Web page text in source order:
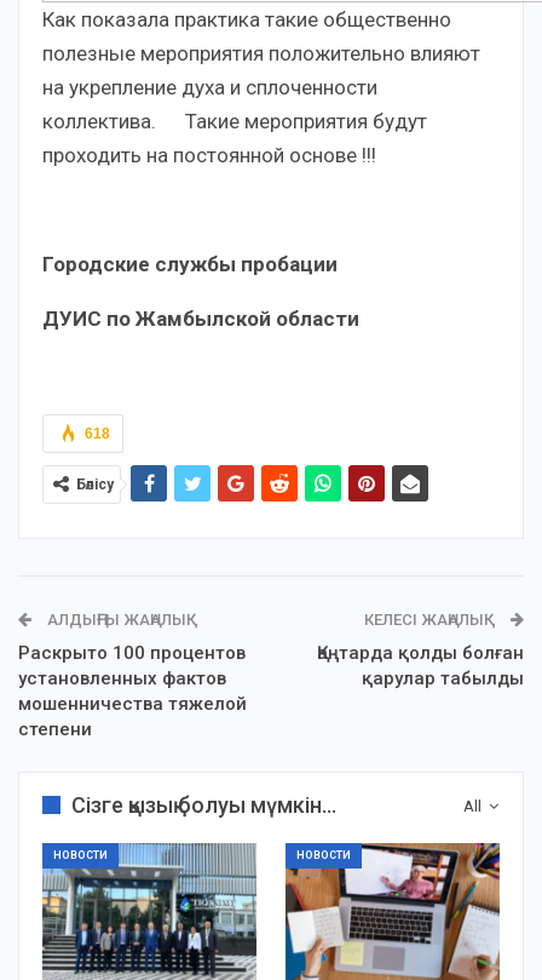
Как показала практика такие общественно
полезные мероприятия положительно влияют
на укрепление духа и сплоченности
коллектива. Такие мероприятия будут
проходить на постоянной основе !!!
Городские службы пробации
ДУИС по Жамбылской области
618
Бөлісу
АЛДЫҢҒЫ ЖАҢАЛЫҚ
Раскрыто 100 процентов
установленных фактов
мошенничества тяжелой
степени
КЕЛЕСІ ЖАҢАЛЫҚ
Қаңтарда қолды болған
қарулар табылды
All
Сізге қызық болуы мүмкін...
НОВОСТИ НОВОСТИ